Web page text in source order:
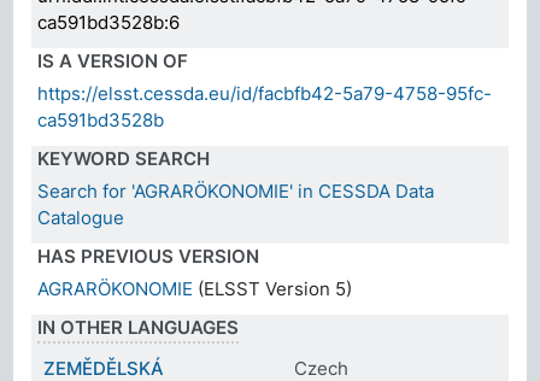
ca591bd3528b:6
IS A VERSION OF
https://elsst.cessda.eu/id/facbfb42-5a79-4758-95fc-
ca591bd3528b
KEYWORD SEARCH
Search for 'AGRARÖKONOMIE' in CESSDA Data
Catalogue
HAS PREVIOUS VERSION
AGRARÖKONOMIE (ELSST Version 5)
IN OTHER LANGUAGES
ZEMĚDĚLSKÁ
Czech